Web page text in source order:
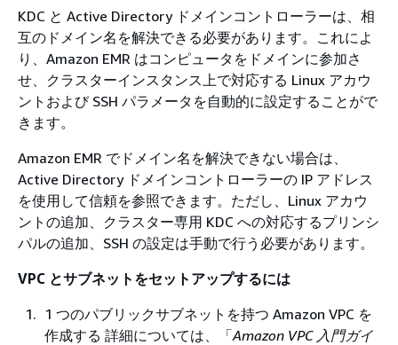
KDC と Active Directory ドメインコントローラーは、相
互のドメイン名を解決できる必要があります。これによ
り、Amazon EMR はコンピュータをドメインに参加さ
せ、クラスターインスタンス上で対応する Linux アカウ
ントおよび SSH パラメータを自動的に設定することがで
きます。
Amazon EMR でドメイン名を解決できない場合は、
Active Directory ドメインコントローラーの IP アドレス
を使用して信頼を参照できます。ただし、Linux アカウ
ントの追加、クラスター専用 KDC への対応するプリンシ
パルの追加、SSH の設定は手動で行う必要があります。
VPC とサブネットをセットアップするには
1 つのパブリックサブネットを持つ Amazon VPC を
作成する 詳細については、「Amazon VPC 入門ガイ